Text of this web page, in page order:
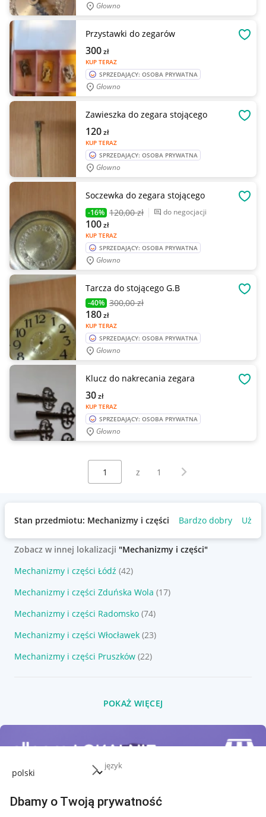
język
Dbamy o Twoją prywatność
Głowno
Przystawki do zegarów
KUP TERAZ
300zł
SPRZEDAJĄCY: OSOBA PRYWATNA
Głowno
Zawieszka do zegara stojącego
KUP TERAZ
120zł
SPRZEDAJĄCY: OSOBA PRYWATNA
Głowno
Soczewka do zegara stojącego
-16% 120,00 zł do negocjacji
KUP TERAZ
100zł
SPRZEDAJĄCY: OSOBA PRYWATNA
Głowno
Tarcza do stojącego G.B
-40% 300,00 zł
KUP TERAZ
180zł
SPRZEDAJĄCY: OSOBA PRYWATNA
Głowno
Klucz do nakrecania zegara
KUP TERAZ
30zł
SPRZEDAJĄCY: OSOBA PRYWATNA
Głowno
Wybierz stronę:
z 1 Następna strona
Stan przedmiotu: Mechanizmy i części Bardzo dobry
Zobacz w innej lokalizacji "Mechanizmy i części"
Mechanizmy i części Łódź (42)
Mechanizmy i części Zduńska Wola (17)
Mechanizmy i części Radomsko (74)
Mechanizmy i części Włocławek (23)
Mechanizmy i części Pruszków (22)
POKAŻ WIĘCEJ